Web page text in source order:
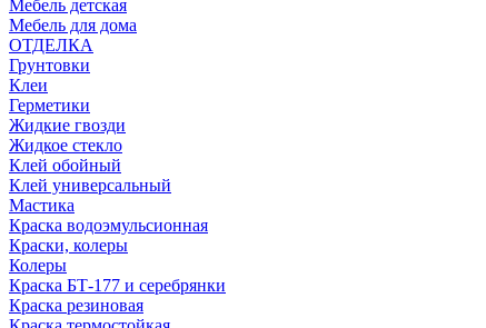
Мебель детская
Мебель для дома
ОТДЕЛКА
Грунтовки
Клеи
Герметики
Жидкие гвозди
Жидкое стекло
Клей обойный
Клей универсальный
Мастика
Краска водоэмульсионная
Краски, колеры
Колеры
Краска БТ-177 и серебрянки
Краска резиновая